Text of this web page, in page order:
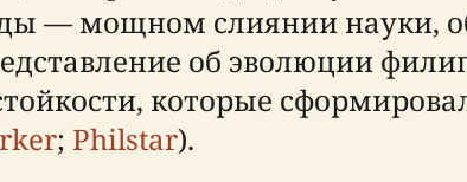
— мощном слиянии науки,
об эволюции
которые
; Philstar).